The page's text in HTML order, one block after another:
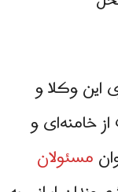
این وکلا و
خامنه‌ای و
مسئولان